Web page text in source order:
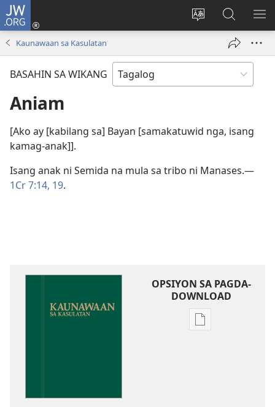
JW.ORG
Baguhin
ng
Mag-
log
bubukas
sa
JW.ORG
Kaunawaan sa Kasulatan
BASAHIN SA WIKANG
Aniam
[Ako ay [kabilang sa] Bayan [samakatuwid nga, isang
kamag-anak]].
Isang anak ni Semida na mula sa tribo ni Manases.​—
1Cr 7:14, 19.
OPSIYON SA PAGDA-
DOWNLOAD
Opsiyon